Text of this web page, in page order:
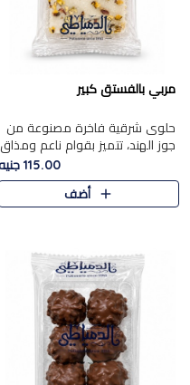
مربي بالفستق كبير
حلوى شرقية فاخرة مصنوعة من
جوز الهند، تتميز بقوام ناعم ومذاق
غني، وتزين بقطع من الفستق
الفاخر التي تضيف عليها قرمشة
115.00 جنيه
أضف